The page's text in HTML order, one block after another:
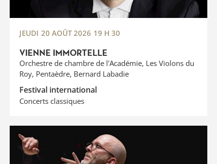
VIENNE IMMORTELLE
Orchestre de chambre de l'Académie, Les Violons du
Roy, Pentaèdre, Bernard Labadie
Festival international
Concerts classiques
JEUDI 20 AOÛT 2026 19 H 30